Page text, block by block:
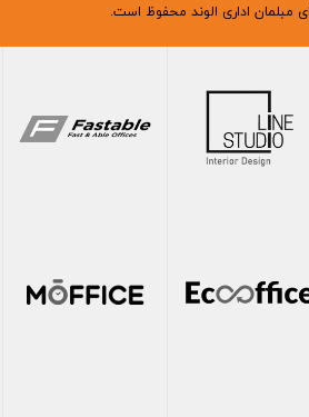
مبلمان اداری الوند محفوظ است.